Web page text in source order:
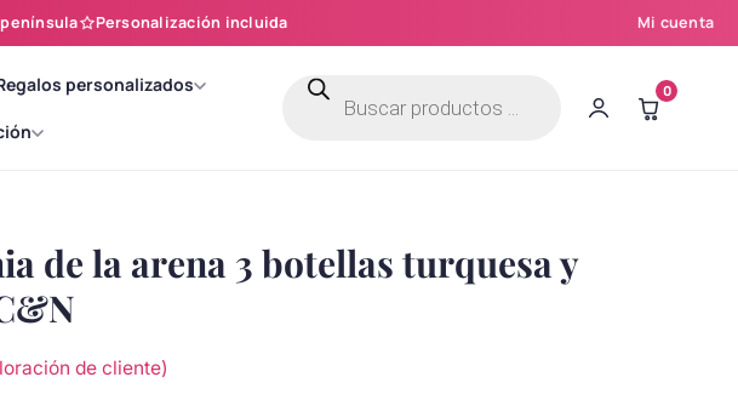
Personalización incluida Mi cuenta
personalizados Búsqueda
productos
0
de la arena 3 botellas turquesa y
de cliente)